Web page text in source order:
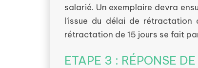
salarié. Un exemplaire devra
l’issue du délai de
rétractation de 15 jours se fait
ETAPE 3 : RÉPONSE